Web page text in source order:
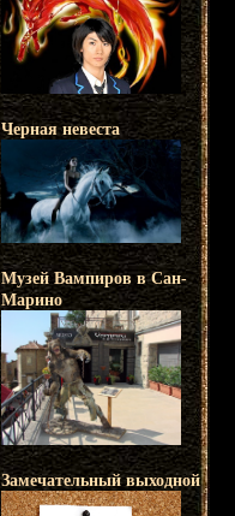
Черная невеста
Музей Вампиров в Сан-
Марино
Замечательный выходной